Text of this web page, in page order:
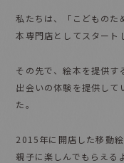
私たちは、「こどものた
本専門店としてスタート
その先で、絵本を提供す
出会いの体験を提供して
た。
2015年に開店した移動
親子に楽しんでもらえる